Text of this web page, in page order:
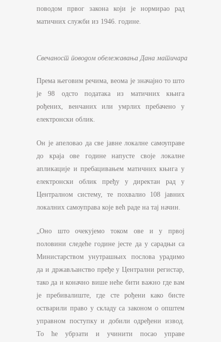
поводом првог закона који је нормирао рад
матичних служби из 1946. године.
Свечаност поводом обележавања Дана матичара
Према његовим речима, веома је значајно то што
је 98 одсто података из матичних књига
рођених, венчаних или умрлих пребачено у
електронски облик.
Он је апеловао да све јавне локалне самоуправе
до краја ове године напусте своје локалне
апликације и пребацивањем матичних књига у
електронски облик пређу у директан рад у
Централном систему, те похвалио 108 јавних
локалних самоуправа које већ раде на тај начин.
„Оно што очекујемо током ове и у првој
половини следеће године јесте да у сарадњи са
Министарством унутрашњих послова урадимо
да и држављанство пређе у Централни регистар,
тако да и коначно више неће бити важно где вам
је пребивалиште, где сте рођени како бисте
остварили право у складу са законом о општем
управном поступку и добили одређени извод.
То ће убрзати и учинити посао управе